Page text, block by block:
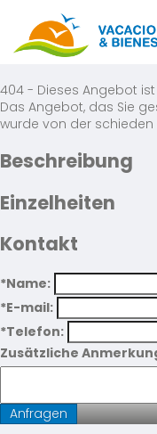
404 - Dieses Angebot
Das Angebot, das Sie
wurde von der schieden
Beschreibung
Einzelheiten
Kontakt
*Name:
*E-mail:
*Telefon:
Zusätzliche